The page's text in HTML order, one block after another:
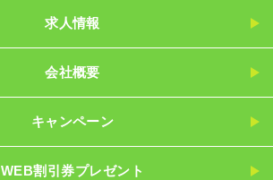
求人情報
会社概要
キャンペーン
WEB割引券プレゼント